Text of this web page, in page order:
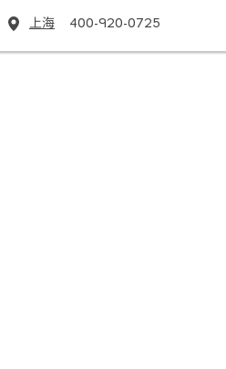
上海 400-920-0725